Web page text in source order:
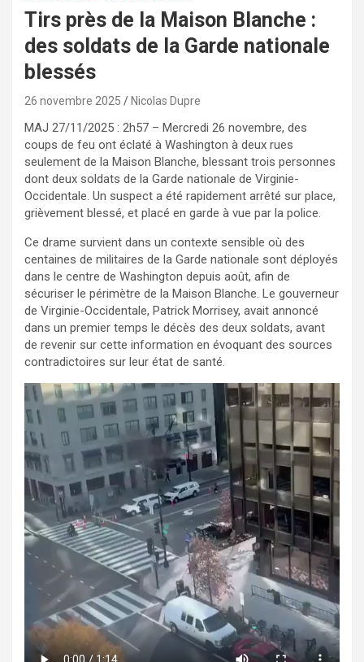
Tirs près de la Maison Blanche :
des soldats de la Garde nationale
blessés
26 novembre 2025 Nicolas Dupre
MAJ 27/11/2025 : 2h57 – Mercredi 26 novembre, des
coups de feu ont éclaté à Washington à deux rues
seulement de la Maison Blanche, blessant trois personnes
dont deux soldats de la Garde nationale de Virginie-
Occidentale. Un suspect a été rapidement arrêté sur place,
grièvement blessé, et placé en garde à vue par la police.
Ce drame survient dans un contexte sensible où des
centaines de militaires de la Garde nationale sont déployés
dans le centre de Washington depuis août, afin de
sécuriser le périmètre de la Maison Blanche. Le gouverneur
de Virginie-Occidentale, Patrick Morrisey, avait annoncé
dans un premier temps le décès des deux soldats, avant
de revenir sur cette information en évoquant des sources
contradictoires sur leur état de santé.